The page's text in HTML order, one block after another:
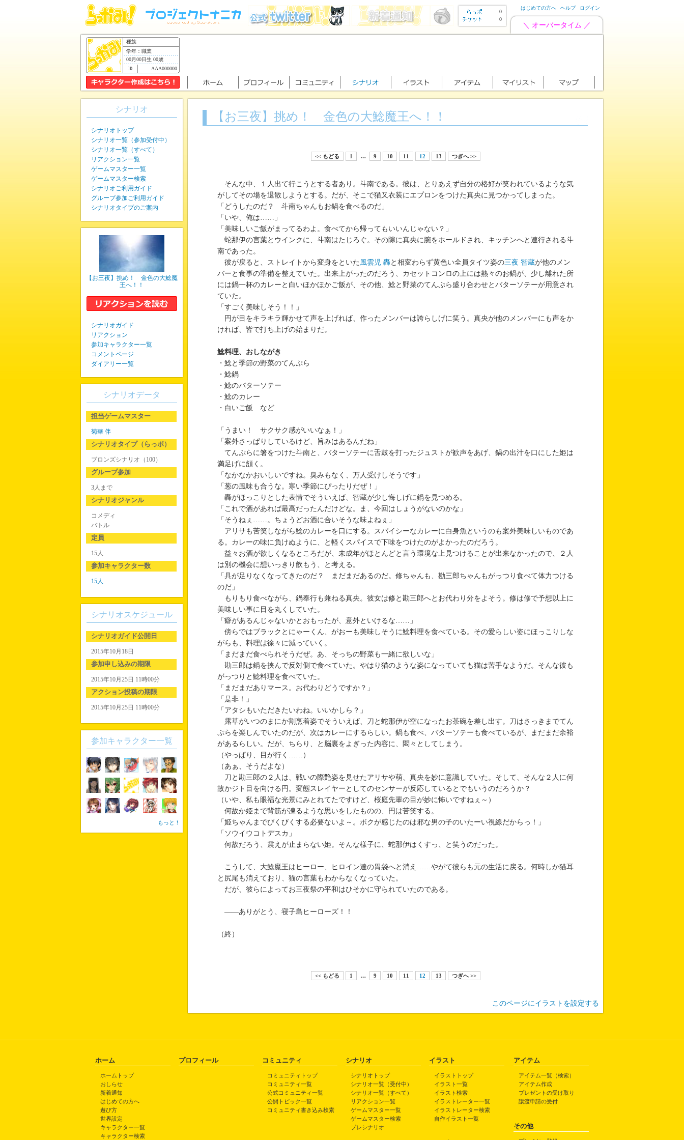
0
0
はじめての方へ ヘルプ ログイン
＼ オーバータイム ／
種族
学年：職業
00月00日生 00歳
AAA000000
【お三夜】挑め！ 金色の大鯰魔王へ！！
<< もどる 1 … 9 10 11 12 13 つぎへ >>
そんな中、１人出て行こうとする者あり。斗南である。彼は、とりあえず自分の格好が笑われているような気
がしてその場を退散しようとする。だが、そこで猫又衣装にエプロンをつけた真央に見つかってしまった。
「どうしたのだ？ 斗南ちゃんもお鍋を食べるのだ」
「いや、俺は……」
「美味しいご飯がまってるわよ。食べてから帰ってもいいんじゃない？」
蛇那伊の言葉とウインクに、斗南はたじろぐ。その隙に真央に腕をホールドされ、キッチンへと連行される斗
南であった。
彼が戻ると、ストレイトから変身をといた 風雲児 轟と相変わらず黄色い全員タイツ姿の三夜 智蔵が他のメン
バーと食事の準備を整えていた。出来上がったのだろう、カセットコンロの上には熱々のお鍋が、少し離れた所
には鍋一杯のカレーと白いほかほかご飯が、その他、鯰と野菜のてんぷら盛り合わせとバターソテーが用意され
ていた。
「すごく美味しそう！！」
円が目をキラキラ輝かせて声を上げれば、作ったメンバーは誇らしげに笑う。真央が他のメンバーにも声をか
ければ、皆で打ち上げの始まりだ。
鯰料理、おしながき
・鯰と季節の野菜のてんぷら
・鯰鍋
・鯰のバターソテー
・鯰のカレー
・白いご飯 など
「うまい！ サクサク感がいいなぁ！」
「案外さっぱりしているけど、旨みはあるんだね」
てんぷらに箸をつけた斗南と、バターソテーに舌鼓を打ったジュストが歓声をあげ、鍋の出汁を口にした姫は
満足げに頷く。
「なかなかおいしいですね。臭みもなく、万人受けしそうです」
「葱の風味も合うな。寒い季節にぴったりだぜ！」
轟がほっこりとした表情でそういえば、智蔵が少し悔しげに鍋を見つめる。
「これで酒があれば最高だったんだけどな。ま、今回はしょうがないのかな」
「そうねぇ……。ちょうどお酒に合いそうな味よねぇ」
アリサも苦笑しながら鯰のカレーを口にする。スパイシーなカレーに白身魚というのも案外美味しいものであ
る。カレーの味に負けぬように、と軽くスパイスで下味をつけたのがよかったのだろう。
益々お酒が欲しくなるところだが、未成年がほとんどと言う環境な上見つけることが出来なかったので、２人
は別の機会に想いっきり飲もう、と考える。
「具が足りなくなってきたのだ？ まだまだあるのだ。修ちゃんも、勘三郎ちゃんもがっつり食べて体力つける
のだ」
もりもり食べながら、鍋奉行も兼ねる真央。彼女は修と勘三郎へとお代わり分をよそう。修は修で予想以上に
美味しい事に目を丸くしていた。
「癖があるんじゃないかとおもったが、意外といけるな……」
傍らではブラックとにゃーくん、がおーも美味しそうに鯰料理を食べている。その愛らしい姿にほっこりしな
がらも、料理は徐々に減っていく。
「まだまだ食べられそうだぜ。あ、そっちの野菜も一緒に欲しいな」
勘三郎は鍋を挟んで反対側で食べていた。やはり猫のような姿になっていても猫は苦手なようだ。そんな彼も
がっつりと鯰料理を食べていた。
「まだまだありマース。お代わりどうですか？」
「是非！」
「アタシもいただきたいわね。いいかしら？」
露草がいつのまにか割烹着姿でそういえば、刀と蛇那伊が空になったお茶碗を差し出す。刀はさっきまでてん
ぷらを楽しんでいたのだが、次はカレーにするらしい。鍋も食べ、バターソテーも食べているが、まだまだ余裕
があるらしい。だが、ちらり、と脳裏をよぎった内容に、悶々としてしまう。
（やっぱり、目が行く……）
（あぁ、そうだよな）
刀と勘三郎の２人は、戦いの際艶姿を見せたアリサや萌、真央を妙に意識していた。そして、そんな２人に何
故かジト目を向ける円。変態スレイヤーとしてのセンサーが反応しているとでもいうのだろうか？
（いや、私も眼福な光景にみとれてたですけど、桜庭先輩の目が妙に怖いですねぇ～）
何故か姫まで背筋が凍るような思いをしたものの、円は苦笑する。
「姫ちゃんまでびくびくする必要ないよ～。ボクが感じたのは邪な男の子のいたーい視線だからっ！」
「ソウイウコトデスカ」
何故だろう、震えが止まらない姫。そんな様子に、蛇那伊はくすっ、と笑うのだった。
こうして、大鯰魔王はヒーロー、ヒロイン達の胃袋へと消え……やがて彼らも元の生活に戻る。何時しか猫耳
と尻尾も消えており、猫の言葉もわからなくなっていた。
だが、彼らによってお三夜祭の平和はひそかに守られていたのである。
――ありがとう、寝子島ヒーローズ！！
（終）
<< もどる 1 … 9 10 11 12 13 つぎへ >>
このページにイラストを設定する
シナリオ
シナリオトップ
シナリオ一覧（参加受付中）
シナリオ一覧（すべて）
リアクション一覧
ゲームマスター一覧
ゲームマスター検索
シナリオご利用ガイド
グループ参加ご利用ガイド
シナリオタイプのご案内
【お三夜】挑め！ 金色の大鯰魔
王へ！！
シナリオガイド
リアクション
参加キャラクター一覧
コメントページ
ダイアリー一覧
シナリオデータ
担当ゲームマスター
菊華 伴
シナリオタイプ（らっポ）
ブロンズシナリオ（100）
グループ参加
3人まで
シナリオジャンル
コメディ
バトル
定員
15人
参加キャラクター数
15人
シナリオスケジュール
シナリオガイド公開日
2015年10月18日
参加申し込みの期限
2015年10月25日 11時00分
アクション投稿の期限
2015年10月25日 11時00分
参加キャラクター一覧
もっと！
ホーム
ホームトップ
おしらせ
新着通知
はじめての方へ
遊び方
世界設定
キャラクター一覧
キャラクター検索
プロフィール コミュニティ
コミュニティトップ
コミュニティ一覧
公式コミュニティ一覧
公開トピック一覧
コミュニティ書き込み検索
シナリオ
シナリオトップ
シナリオ一覧（受付中）
シナリオ一覧（すべて）
リアクション一覧
ゲームマスター一覧
ゲームマスター検索
プレシナリオ
イラスト
イラストトップ
イラスト一覧
イラスト検索
イラストレーター一覧
イラストレーター検索
自作イラスト一覧
アイテム
アイテム一覧（検索）
アイテム作成
プレゼントの受け取り
譲渡申請の受付
その他